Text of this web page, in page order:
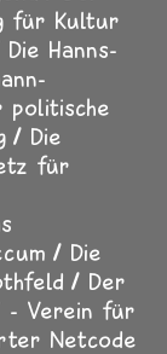
für Kultur
Die Hanns-
politische
Die
für
Die
Der
- Verein für
Netcode